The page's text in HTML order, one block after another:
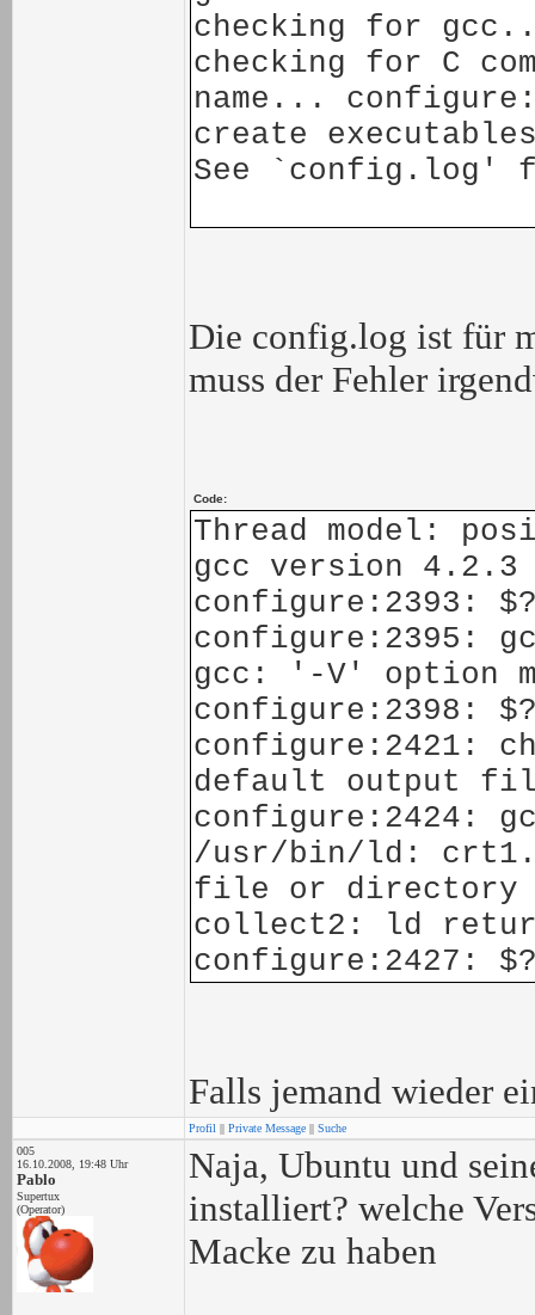
checking for
checking for C
name...
create
See `config.log'
Die config.log ist für
muss der Fehler
Code:
Thread model:
gcc version 4.2.3
configure:2393:
configure:2395:
gcc: '-V' option
configure:2398:
configure:2421:
default output
configure:2424:
/usr/bin/ld:
file or directory
collect2: ld
configure:2427:
Falls jemand wieder
Profil || Private Message || Suche
005
16.10.2008, 19:48 Uhr
Pablo
Supertux
(Operator)
Naja, Ubuntu und
installiert? welche
Macke zu haben